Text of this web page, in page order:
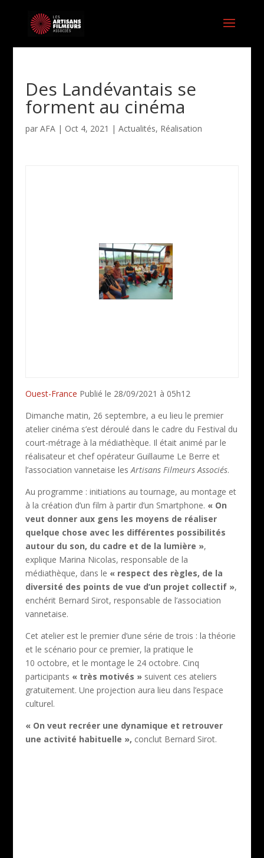
Des Landévantais se
forment au cinéma
par AFA| Oct 4, 2021 | Actualités, Réalisation
Ouest-France Publié le 28/09/2021 à 05h12
Dimanche matin, 26 septembre, a eu lieu le premier
atelier cinéma s’est déroulé dans le cadre du Festival du
court-métrage à la médiathèque. Il était animé par le
réalisateur et chef opérateur Guillaume Le Berre et
l’association vannetaise lesArtisans Filmeurs Associés.
Au programme : initiations au tournage, au montage et
à la création d’un film à partir d’un Smartphone. « On
veut donner aux gens les moyens de réaliser
quelque chose avec les différentes possibilités
autour du son, du cadre et de la lumière »,
explique Marina Nicolas, responsable de la
médiathèque, dans le « respect des règles, de la
diversité des points de vue d’un projet collectif »,
enchérit Bernard Sirot, responsable de l’association
vannetaise.
Cet atelier est le premier d’une série de trois : la théorie
et le scénario pour ce premier, la pratique le
10 octobre, et le montage le 24 octobre. Cinq
participants « très motivés »suivent ces ateliers
gratuitement. Une projection aura lieu dans l’espace
culturel.
« On veut recréer une dynamique et retrouver
une activité habituelle », conclut Bernard Sirot.